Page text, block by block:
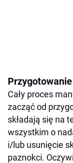
Cały proces
zacząć od
składają się na
wszystkim o
i/lub usunięcie
paznokci.